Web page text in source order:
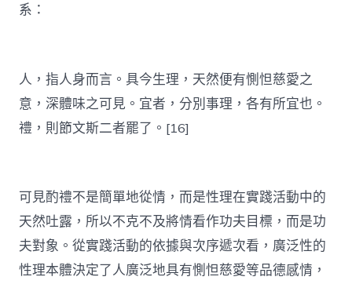
系：
人，指人身而言。具今生理，天然便有惻怛慈愛之
意，深體味之可見。宜者，分別事理，各有所宜也。
禮，則節文斯二者罷了。[16]
可見酌禮不是簡單地從情，而是性理在實踐活動中的
天然吐露，所以不克不及將情看作功夫目標，而是功
夫對象。從實踐活動的依據與次序遞次看，廣泛性的
性理本體決定了人廣泛地具有惻怛慈愛等品德感情，